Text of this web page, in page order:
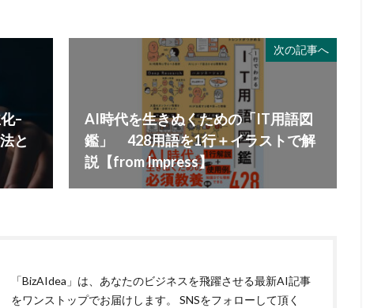
–
と
次の記事へ
AI時代を生きぬくための「IT用語図
鑑」 428用語を1行＋イラストで解
説【from Impress】
「BizAIdea」は、あなたのビジネスを飛躍させる最新AI記事
をワンストップでお届けします。 SNSをフォローして頂く